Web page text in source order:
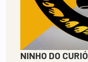
NINHO DO CURIÓ